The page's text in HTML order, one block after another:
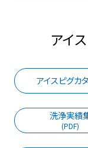
アイ
アイスピグカ
洗浄実績
(PDF)